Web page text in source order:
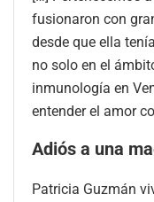
fusionaron con
desde que ella
no solo en el
inmunología en
entender el amor
Adiós a una
Patricia Guzmán